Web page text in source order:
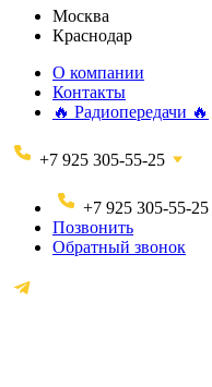
Москва
Краснодар
О компании
Контакты
🔥 Радиопередачи 🔥
+7 925 305-55-25
+7 925 305-55-25
Позвонить
Обратный звонок